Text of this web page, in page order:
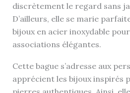
discrètement le regard sans
D’ailleurs, elle se marie
bijoux en acier inoxydable
associations élégantes.
Cette bague s’adresse aux
apprécient les bijoux inspirés